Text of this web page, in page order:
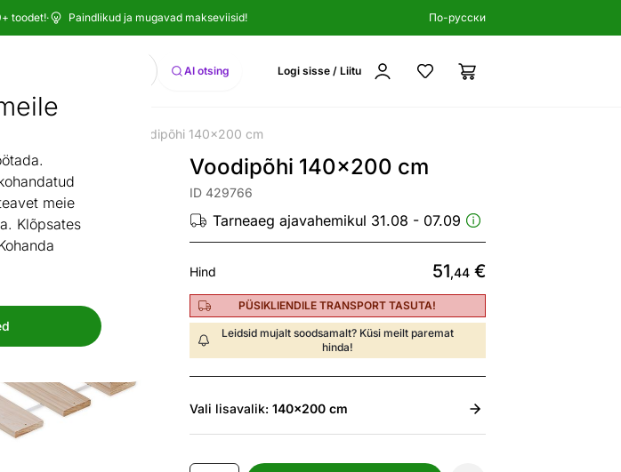
meie
Klõpsates
toodet!· Paindlikud ja mugavad makseviisid! По-русски
Otsi AI otsing Logi sisse / Liitu
Voodipõhi 140x200 cm
Voodipõhi 140x200 cm
ID 429766
Tarneaeg ajavahemikul 31.08 - 07.09
Hind 51,44€
PÜSIKLIENDILE TRANSPORT TASUTA!
Leidsid mujalt soodsamalt? Küsi meilt paremat
hinda!
Vali lisavalik: 140x200 cm